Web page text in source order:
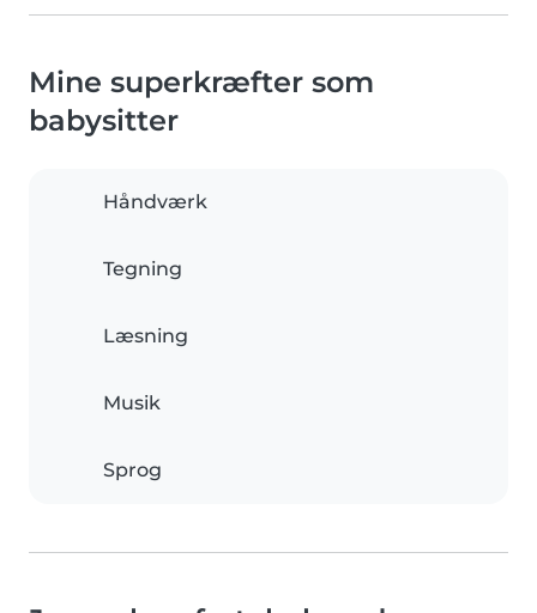
Mine superkræfter som
babysitter
Håndværk
Tegning
Læsning
Musik
Sprog